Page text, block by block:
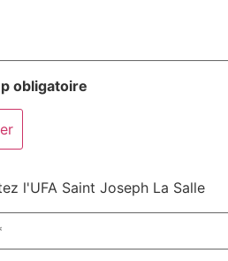
obligatoire
l'UFA Saint Joseph La Salle